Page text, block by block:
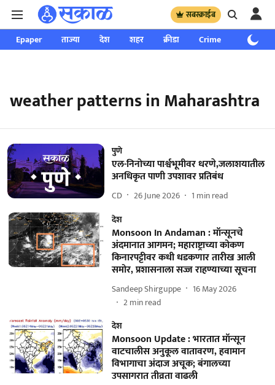
सबस्क्राईब
Epaper ताज्या देश शहर क्रीडा Crime साप्ताहिक
weather patterns in Maharashtra
पुणे
एल-निनोच्या पार्श्वभूमीवर धरणे,जलाशयातील
अनधिकृत पाणी उपशावर प्रतिबंध
CD 26 June 2026 1 min read
देश
Monsoon In Andaman : मॉन्सूनचे
अंदमानात आगमन; महाराष्ट्राच्या कोकण
किनारपट्टीवर कधी धडकणार तारीख आली
समोर, प्रशासनाला सज्ज राहण्याच्या सूचना
Sandeep Shirguppe
16 May 2026
2min read
देश
Monsoon Update : भारतात मॉन्सून
वाटचालीस अनुकूल वातावरण, हवामान
विभागाचा अंदाज अचूक; बंगालच्या
उपसागरात तीव्रता वाढली